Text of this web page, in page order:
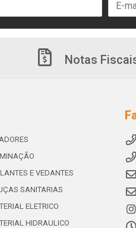
Notas
E VEDANTES
SANITARIAS
ELETRICO
HIDRAULICO